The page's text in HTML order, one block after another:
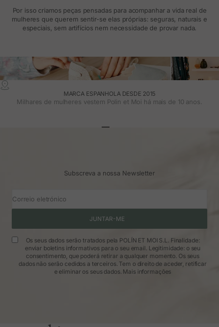
Por isso criamos peças pensadas para acompanhar a vida real de
mulheres que querem sentir-se elas próprias: seguras, naturais e
especiais, sem artifícios nem necessidade de provar nada.
MARCA ESPANHOLA DESDE 2015
Milhares de mulheres vestem Polin et Moi há mais de 10 anos.
Subscreva a nossa Newsletter
Correio eletrónico
JUNTAR-ME
Os seus dados serão tratados pela POLÍN ET MOI S.L. Finalidade:
enviar boletins informativos para o seu email. Legitimidade: o seu
consentimento, que poderá retirar a qualquer momento. Os seus
dados não serão cedidos a terceiros. Tem o direito de aceder, retificar
e eliminar os seus dados. Mais informações